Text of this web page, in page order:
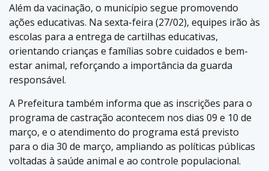
Além da vacinação, o município segue promovendo
ações educativas. Na sexta-feira (27/02), equipes irão às
escolas para a entrega de cartilhas educativas,
orientando crianças e famílias sobre cuidados e bem-
estar animal, reforçando a importância da guarda
responsável.
A Prefeitura também informa que as inscrições para o
programa de castração acontecem nos dias 09 e 10 de
março, e o atendimento do programa está previsto
para o dia 30 de março, ampliando as políticas públicas
voltadas à saúde animal e ao controle populacional.